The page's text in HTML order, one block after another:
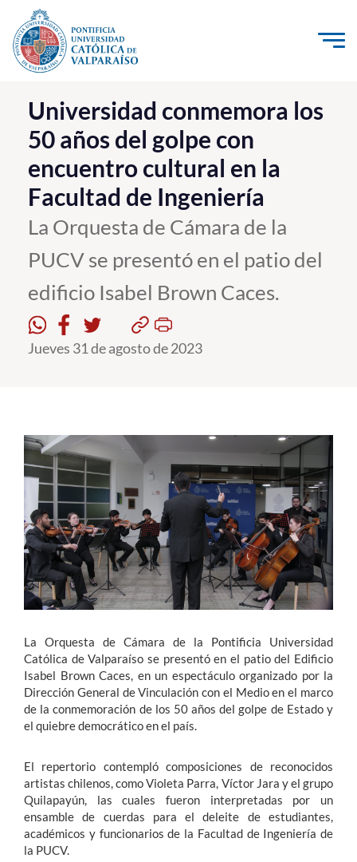
Click acá para ir directamente al contenido
La Universidad
Investigación, Creación e Innovación
PUCV Internacional
Vinculación con el Medio
Admisión
Pregrado
Postgrado
Formación Continua
Académicos
Funcionarios
Alumni
English
Universidad conmemora los
50 años del golpe con
encuentro cultural en la
Facultad de Ingeniería
La Orquesta de Cámara de la
PUCV se presentó en el patio del
edificio Isabel Brown Caces.
Jueves 31 de agosto de 2023
La Orquesta de Cámara de la Pontificia Universidad
Católica de Valparaíso se presentó en el patio del Edificio
Isabel Brown Caces, en un espectáculo organizado por la
Dirección General de Vinculación con el Medio en el marco
de la conmemoración de los 50 años del golpe de Estado y
el quiebre democrático en el país.
El repertorio contempló composiciones de reconocidos
artistas chilenos, como Violeta Parra, Víctor Jara y el grupo
Quilapayún, las cuales fueron interpretadas por un
ensamble de cuerdas para el deleite de estudiantes,
académicos y funcionarios de la Facultad de Ingeniería de
la PUCV.